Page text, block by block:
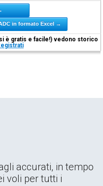
in formato Excel →
è gratis e facile!) vedono storico
accurati, in tempo
voli per tutti i